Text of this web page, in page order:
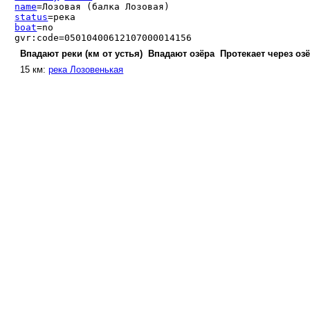
name=Лозовая (балка Лозовая)
status=река
boat=no
gvr:code=05010400612107000014156
Впадают реки (км от устья)
Впадают озёра
Протекает через
15 км:река Лозовенькая